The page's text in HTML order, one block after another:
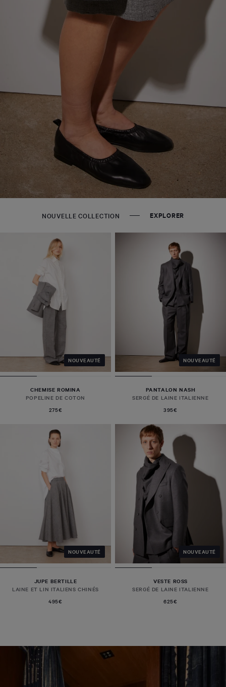
NOUVELLE COLLECTION EXPLORER
NOUVEAUTÉ
CHEMISE ROMINA
POPELINE DE COTON
275€
NOUVEAUTÉ
PANTALON NASH
SERGÉ DE LAINE ITALIENNE
395€
NOUVEAUTÉ
JUPE BERTILLE
LAINE ET LIN ITALIENS CHINÉS
495€
NOUVEAUTÉ
VESTE ROSS
SERGÉ DE LAINE ITALIENNE
625€